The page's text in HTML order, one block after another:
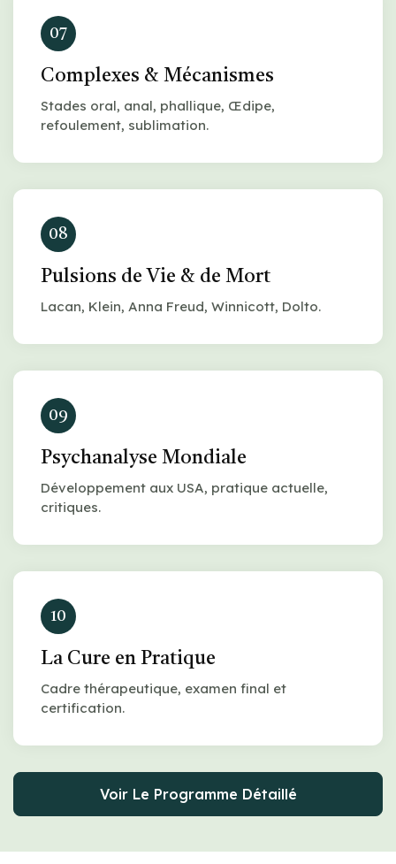
07
Complexes & Mécanismes
Stades oral, anal, phallique, Œdipe,
refoulement, sublimation.
08
Pulsions de Vie & de Mort
Lacan, Klein, Anna Freud, Winnicott, Dolto.
09
Psychanalyse Mondiale
Développement aux USA, pratique actuelle,
critiques.
10
La Cure en Pratique
Cadre thérapeutique, examen final et
certification.
Voir Le Programme Détaillé